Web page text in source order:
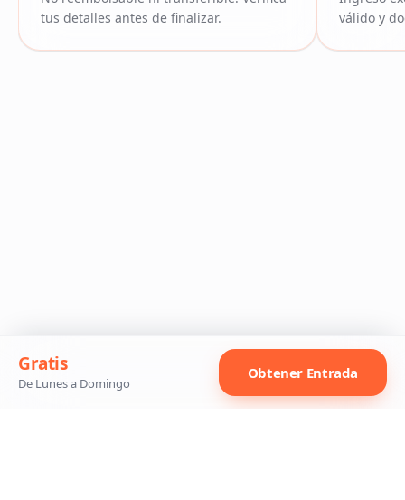
tus detalles antes de finalizar.
válido y
Gratis
De Lunes a Domingo
Obtener Entrada